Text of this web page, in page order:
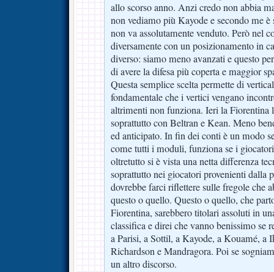
allo scorso anno. Anzi credo non abbia
non vediamo più Kayode e secondo me è
non va assolutamente venduto. Però nel
diversamente con un posizionamento in
diverso: siamo meno avanzati e questo
di avere la difesa più coperta e maggior
Questa semplice scelta permette di
fondamentale che i vertici vengano
altrimenti non funziona. Ieri la Fiorentina
soprattutto con Beltran e Kean. Meno
ed anticipato. In fin dei conti è un modo
come tutti i moduli, funziona se i
oltretutto si è vista una netta differenza
soprattutto nei giocatori provenienti dalla
dovrebbe farci riflettere sulle fregole che
questo o quello. Questo o quello, che
Fiorentina, sarebbero titolari assoluti in
classifica e direi che vanno benissimo se
a Parisi, a Sottil, a Kayode, a Kouamé, a
Richardson e Mandragora. Poi se
un altro discorso.